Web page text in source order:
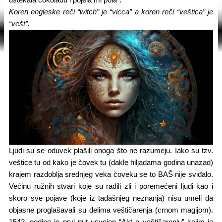
Koren engleske reči “witch” je “vicca” a koren reči “veštica” je
“vešt”.
Ljudi su se oduvek plašili onoga što ne razumeju. Iako su tzv.
veštice tu od kako je čovek tu (dakle hiljadama godina unazad)
krajem razdoblja srednjeg veka čoveku se to BAŠ nije sviđalo.
Većinu ružnih stvari koje su radili zli i poremećeni ljudi kao i
skoro sve pojave (koje iz tadašnjeg neznanja) nisu umeli da
objasne proglašavali su delima veštičarenja (crnom magijom).